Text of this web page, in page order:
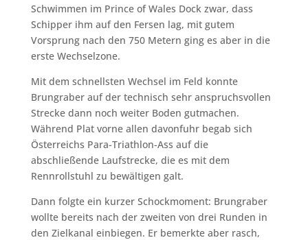
Schwimmen im Prince of Wales Dock zwar, dass
Schipper ihm auf den Fersen lag, mit gutem
Vorsprung nach den 750 Metern ging es aber in die
erste Wechselzone.
Mit dem schnellsten Wechsel im Feld konnte
Brungraber auf der technisch sehr anspruchsvollen
Strecke dann noch weiter Boden gutmachen.
Während Plat vorne allen davonfuhr begab sich
Österreichs Para-Triathlon-Ass auf die
abschließende Laufstrecke, die es mit dem
Rennrollstuhl zu bewältigen galt.
Dann folgte ein kurzer Schockmoment: Brungraber
wollte bereits nach der zweiten von drei Runden in
den Zielkanal einbiegen. Er bemerkte aber rasch,